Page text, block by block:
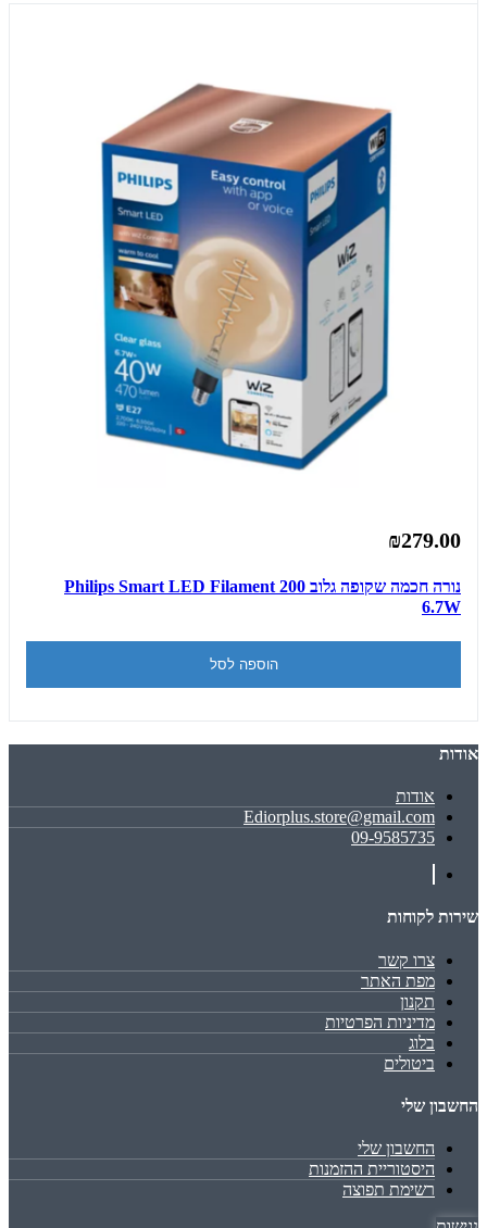
₪279.00
נורה חכמה שקופה גלוב 200 Philips Smart LED Filament
6.7W
הוספה לסל
אודות
אודות
Ediorplus.store@gmail.com
09-9585735
שירות לקוחות
צרו קשר
מפת האתר
תקנון
מדיניות הפרטיות
בלוג
ביטולים
החשבון שלי
החשבון שלי
היסטוריית ההזמנות
רשימת תפוצה